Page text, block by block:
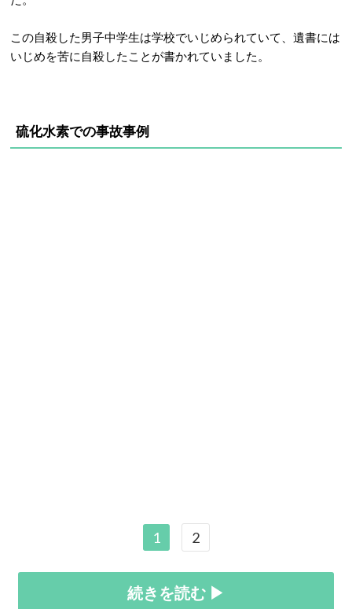
この自殺した男子中学生は学校でいじめられていて、遺書には
いじめを苦に自殺したことが書かれていました。
硫化水素での事故事例
1 2
続きを読む ▶